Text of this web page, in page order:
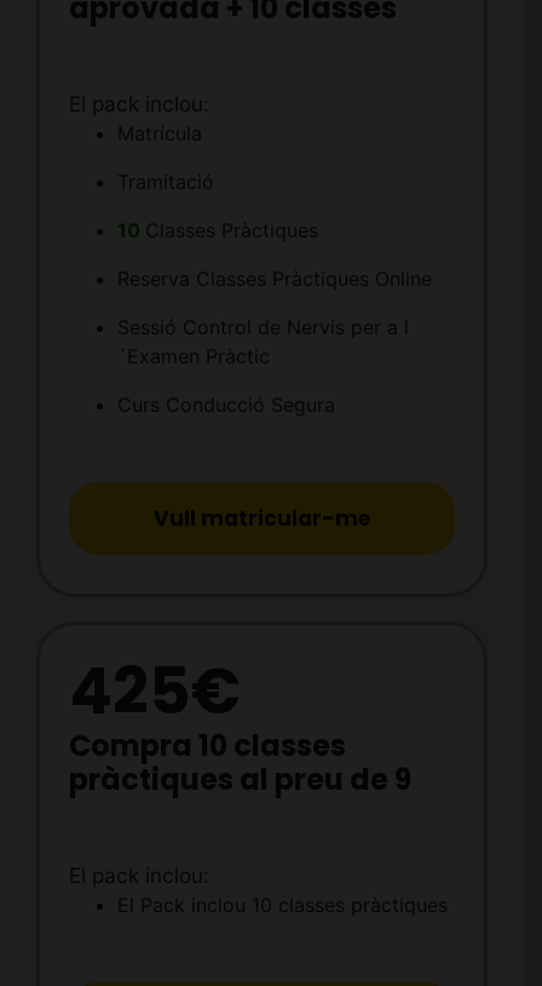
aprovada + 10 classes
El pack inclou:
Matrícula
Tramitació
10 Classes Pràctiques
Reserva Classes Pràctiques Online
Sessió Control de Nervis per a l
´Examen Pràctic
Curs Conducció Segura
Vull matricular-me
425€
Compra 10 classes
pràctiques al preu de 9
El pack inclou:
El Pack inclou 10 classes pràctiques